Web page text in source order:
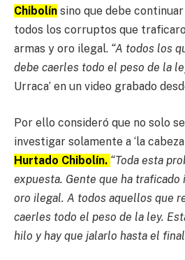
Chibolín sino que debe
todos los corruptos que
armas y oro ilegal. “A todos los
debe caerles todo el peso de la
Urraca’ en un video grabado
Por ello consideró que no solo
investigar solamente a ‘la cabeza
Hurtado Chibolín. “Toda esta
expuesta. Gente que ha traficado
oro ilegal. A todos aquellos que
caerles todo el peso de la ley.
hilo y hay que jalarlo hasta el